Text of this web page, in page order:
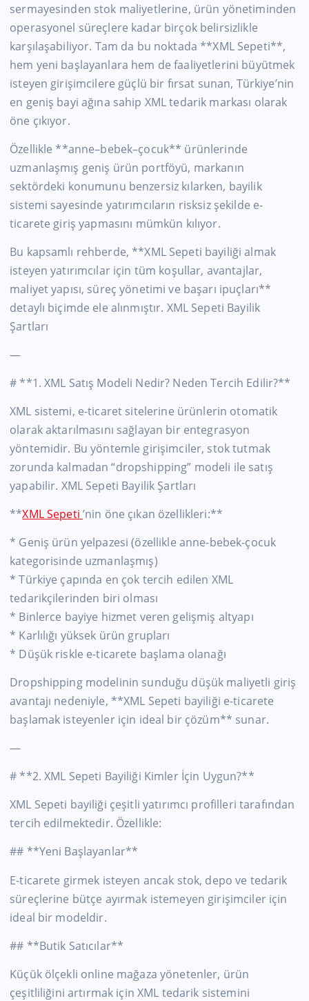
sermayesinden stok maliyetlerine, ürün yönetiminden
operasyonel süreçlere kadar birçok belirsizlikle
karşılaşabiliyor. Tam da bu noktada **XML Sepeti**,
hem yeni başlayanlara hem de faaliyetlerini büyütmek
isteyen girişimcilere güçlü bir fırsat sunan, Türkiye’nin
en geniş bayi ağına sahip XML tedarik markası olarak
öne çıkıyor.
Özellikle **anne–bebek–çocuk** ürünlerinde
uzmanlaşmış geniş ürün portföyü, markanın
sektördeki konumunu benzersiz kılarken, bayilik
sistemi sayesinde yatırımcıların risksiz şekilde e-
ticarete giriş yapmasını mümkün kılıyor.
Bu kapsamlı rehberde, **XML Sepeti bayiliği almak
isteyen yatırımcılar için tüm koşullar, avantajlar,
maliyet yapısı, süreç yönetimi ve başarı ipuçları**
detaylı biçimde ele alınmıştır. XML Sepeti Bayilik
Şartları
—
# **1. XML Satış Modeli Nedir? Neden Tercih Edilir?**
XML sistemi, e-ticaret sitelerine ürünlerin otomatik
olarak aktarılmasını sağlayan bir entegrasyon
yöntemidir. Bu yöntemle girişimciler, stok tutmak
zorunda kalmadan “dropshipping” modeli ile satış
yapabilir. XML Sepeti Bayilik Şartları
**XML Sepeti ’nin öne çıkan özellikleri:**
* Geniş ürün yelpazesi (özellikle anne-bebek-çocuk
kategorisinde uzmanlaşmış)
* Türkiye çapında en çok tercih edilen XML
tedarikçilerinden biri olması
* Binlerce bayiye hizmet veren gelişmiş altyapı
* Karlılığı yüksek ürün grupları
* Düşük riskle e-ticarete başlama olanağı
Dropshipping modelinin sunduğu düşük maliyetli giriş
avantajı nedeniyle, **XML Sepeti bayiliği e-ticarete
başlamak isteyenler için ideal bir çözüm** sunar.
—
# **2. XML Sepeti Bayiliği Kimler İçin Uygun?**
XML Sepeti bayiliği çeşitli yatırımcı profilleri tarafından
tercih edilmektedir. Özellikle:
## **Yeni Başlayanlar**
E-ticarete girmek isteyen ancak stok, depo ve tedarik
süreçlerine bütçe ayırmak istemeyen girişimciler için
ideal bir modeldir.
## **Butik Satıcılar**
Küçük ölçekli online mağaza yönetenler, ürün
çeşitliliğini artırmak için XML tedarik sistemini